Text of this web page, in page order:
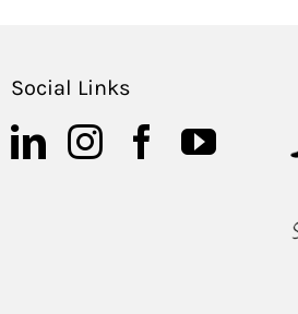
Social Links